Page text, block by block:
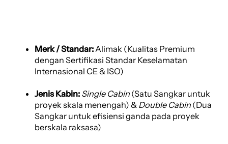
Merk / Standar:Alimak (Kualitas Premium
dengan Sertifikasi Standar Keselamatan
Internasional CE & ISO)
Jenis Kabin: Single Cabin (Satu Sangkar untuk
proyek skala menengah) & Double Cabin (Dua
Sangkar untuk efisiensi ganda pada proyek
berskala raksasa)